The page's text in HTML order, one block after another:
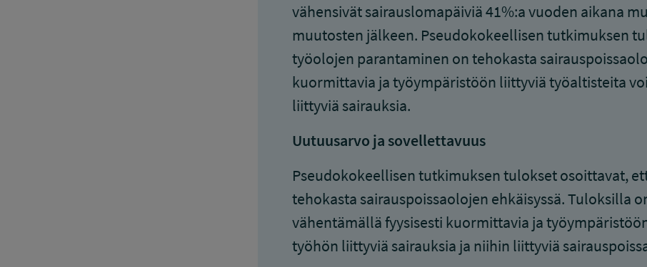
vähensivät sairauslomapäiviä 41%:a vuoden aikana
muutosten jälkeen. Pseudokokeellisen tutkimuksen
työolojen parantaminen on tehokasta
kuormittavia ja työympäristöön liittyviä työaltisteita
liittyviä sairauksia.
Uutuusarvo ja sovellettavuus
Pseudokokeellisen tutkimuksen tulokset osoittavat,
tehokasta sairauspoissaolojen ehkäisyssä. Tuloksilla
vähentämällä fyysisesti kuormittavia ja
työhön liittyviä sairauksia ja niihin liittyviä